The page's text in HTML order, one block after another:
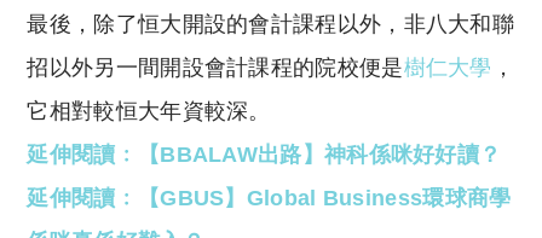
最後，除了恒大開設的會計課程以外，非八大和聯
招以外另一間開設會計課程的院校便是樹仁大學 ，
它相對較恒大年資較深。
延伸閱讀﹕【BBALAW出路】神科係咪好好讀？
延伸閱讀﹕【GBUS】Global Business環球商學